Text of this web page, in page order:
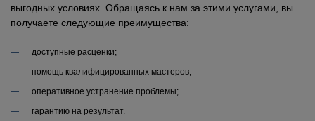
выгодных условиях. Обращаясь к нам за этими услугами, вы
получаете следующие преимущества:
доступные расценки;
помощь квалифицированных мастеров;
оперативное устранение проблемы;
гарантию на результат.